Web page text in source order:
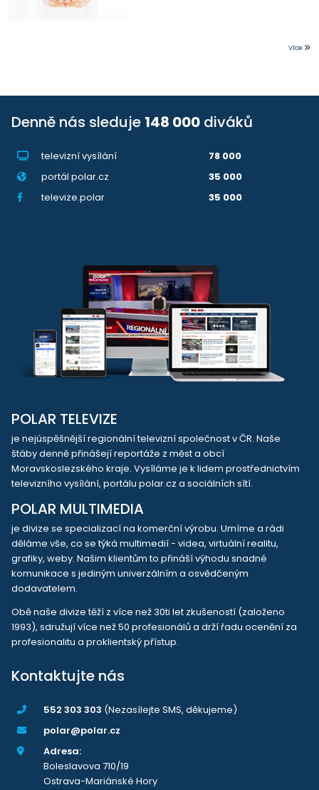
Více
Denně nás sleduje 148 000 diváků
televizní vysílání
78 000
portál polar.cz
35 000
televize.polar
35 000
POLAR TELEVIZE
je nejúspěšnější regionální televizní společnost v ČR. Naše
štáby denně přinášejí reportáže z měst a obcí
Moravskoslezského kraje. Vysíláme je k lidem prostřednictvím
televizního vysílání, portálu polar.cz a sociálních sítí.
POLAR MULTIMEDIA
je divize se specializací na komerční výrobu. Umíme a rádi
děláme vše, co se týká multimedií - videa, virtuální realitu,
grafiky, weby. Našim klientům to přináší výhodu snadné
komunikace s jediným univerzálním a osvědčeným
dodavatelem.
Obě naše divize těží z více než 30ti let zkušeností (založeno
1993), sdružují více než 50 profesionálů a drží řadu ocenění za
profesionalitu a proklientský přístup.
Kontaktujte nás
552 303 303 (Nezasílejte SMS, děkujeme)
polar@polar.cz
Adresa:
Boleslavova 710/19
Ostrava-Mariánské Hory